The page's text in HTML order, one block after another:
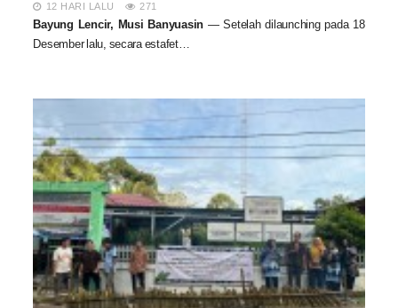
12 HARI LALU 271
Bayung Lencir, Musi Banyuasin — Setelah dilaunching pada 18
Desember lalu, secara estafet…